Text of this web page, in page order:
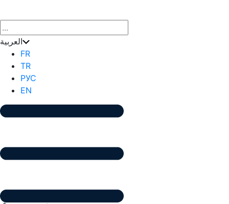
العربية
FR
TR
РУС
EN